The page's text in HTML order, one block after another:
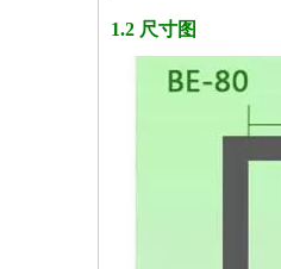
1.2 尺寸图